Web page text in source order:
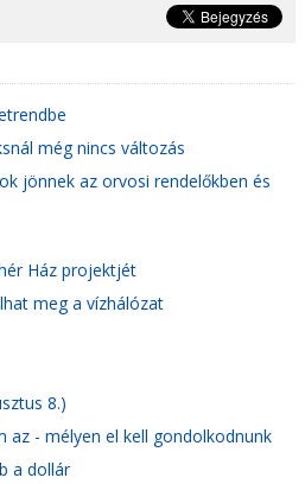
még nincs változás
jönnek az orvosi rendelőkben és
Ház projektjét
meg a vízhálózat
8.)
az - mélyen el kell gondolkodnunk
a dollár